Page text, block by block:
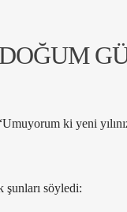
ki yeni
şunları söyledi: